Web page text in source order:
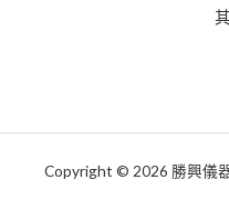
Copyright © 2026 勝興